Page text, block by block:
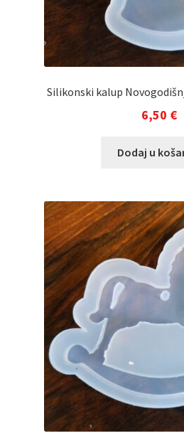
Silikonski kalup
6,50 €
Dodaj u